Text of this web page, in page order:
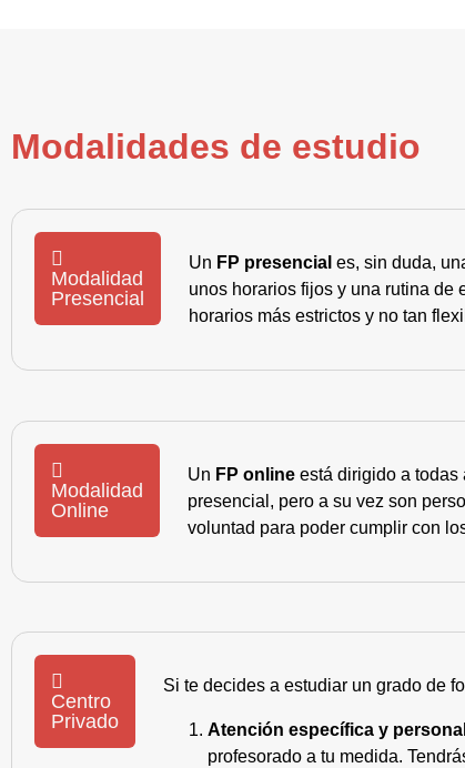
Modalidades de estudio
Modalidad
Presencial
Un FP presencial es, sin duda,
unos horarios fijos y una rutina de
horarios más estrictos y no tan
Modalidad
Online
Un FP online está dirigido a
presencial, pero a su vez son
voluntad para poder cumplir con
Centro
Privado
Si te decides a estudiar un grado de
Atención específica y
profesorado a tu medida.